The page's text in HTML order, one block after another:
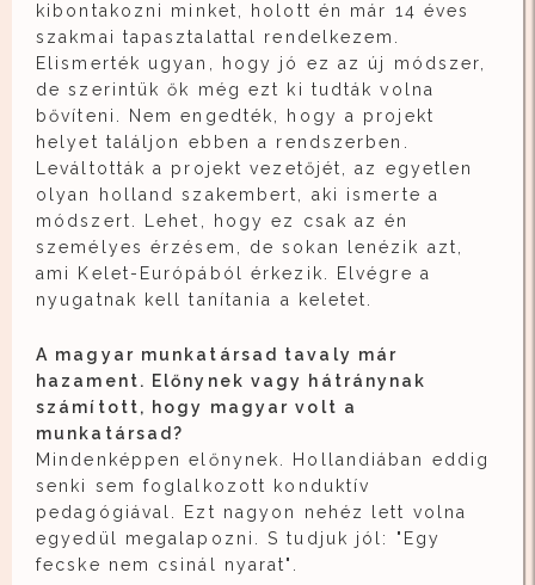
kibontakozni minket, holott én már 14 éves
szakmai tapasztalattal rendelkezem.
Elismerték ugyan, hogy jó ez az új módszer,
de szerintük ők még ezt ki tudták volna
bővíteni. Nem engedték, hogy a projekt
helyet találjon ebben a rendszerben.
Leváltották a projekt vezetőjét, az egyetlen
olyan holland szakembert, aki ismerte a
módszert. Lehet, hogy ez csak az én
személyes érzésem, de sokan lenézik azt,
ami Kelet-Európából érkezik. Elvégre a
nyugatnak kell tanítania a keletet.
A magyar munkatársad tavaly már
hazament. Előnynek vagy hátránynak
számított, hogy magyar volt a
munkatársad?
Mindenképpen előnynek. Hollandiában eddig
senki sem foglalkozott konduktív
pedagógiával. Ezt nagyon nehéz lett volna
egyedül megalapozni. S tudjuk jól: "Egy
fecske nem csinál nyarat".